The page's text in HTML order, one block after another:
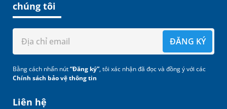
Liên hệ
chúng tôi
ĐĂNG KÝ
Bằng cách nhấn nút“Đăng ký”, tôi xác nhận đã đọc và đồng ý với các
Chính sách bảo vệ thông tin